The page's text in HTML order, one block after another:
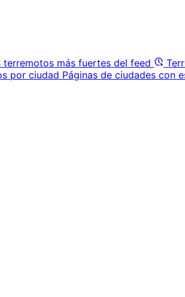
terremotos más fuertes del feed
por ciudad Páginas de ciudades con